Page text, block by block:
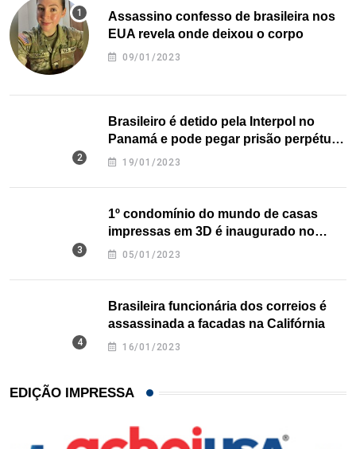
Assassino confesso de brasileira nos
EUA revela onde deixou o corpo
09/01/2023
Brasileiro é detido pela Interpol no
Panamá e pode pegar prisão perpétua
nos EUA
19/01/2023
1º condomínio do mundo de casas
impressas em 3D é inaugurado no
Texas
05/01/2023
Brasileira funcionária dos correios é
assassinada a facadas na Califórnia
16/01/2023
EDIÇÃO IMPRESSA